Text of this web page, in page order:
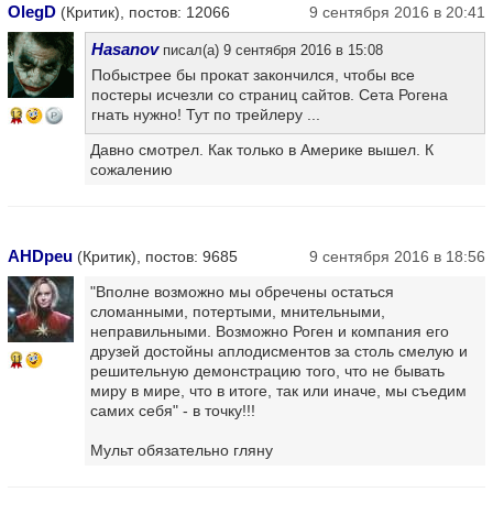
OlegD (Критик), постов: 12066 9 сентября 2016 в 20:41
13
Hasanovписал(а) 9 сентября 2016 в 15:08
Побыстрее бы прокат закончился, чтобы все
постеры исчезли со страниц сайтов. Сета Рогена
гнать нужно! Тут по трейлеру ...
Давно смотрел. Как только в Америке вышел. К
сожалению
AHDpeu (Критик), постов: 9685 9 сентября 2016 в 18:56
11
"Вполне возможно мы обречены остаться
сломанными, потертыми, мнительными,
неправильными. Возможно Роген и компания его
друзей достойны аплодисментов за столь смелую и
решительную демонстрацию того, что не бывать
миру в мире, что в итоге, так или иначе, мы съедим
самих себя" - в точку!!!
Мульт обязательно гляну